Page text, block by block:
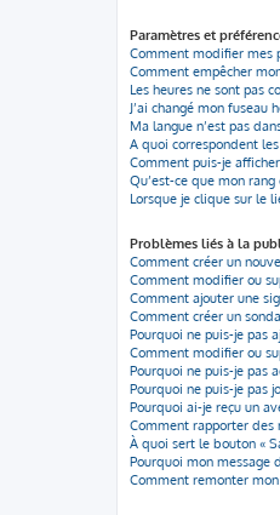
Paramètres et
Comment modifier mes
Comment empêcher
Les heures ne sont pas
J’ai changé mon fuseau
Ma langue n’est pas
A quoi correspondent
Comment puis-je
Qu’est-ce que mon
Lorsque je clique sur le
Problèmes liés à la
Comment créer un
Comment modifier ou
Comment ajouter une
Comment créer un
Pourquoi ne puis-je pas
Comment modifier ou
Pourquoi ne puis-je pas
Pourquoi ne puis-je pas
Pourquoi ai-je reçu un
Comment rapporter des
À quoi sert le bouton «
Pourquoi mon message
Comment remonter mon